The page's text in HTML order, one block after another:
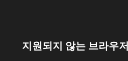
지원되지 않는 브라우